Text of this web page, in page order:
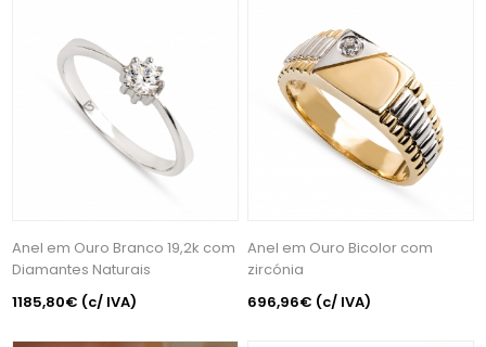
Anel em Ouro Branco 19,2k com
Diamantes Naturais
1185,80€ (c/ IVA)
Anel em Ouro Bicolor com
zircónia
696,96€ (c/ IVA)